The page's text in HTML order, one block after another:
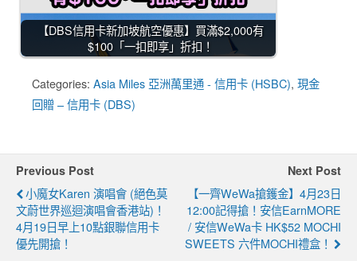
【DBS信用卡新加坡航空優惠】買滿$2,000有
$100「一扣即享」折扣！
Categories: Asia Miles 亞洲萬里通 - 信用卡 (HSBC), 現金
回贈 – 信用卡 (DBS)
Previous Post
小魔女Karen 演唱會 (絕色莫
文蔚世界巡迴演唱會香港站)！
4月19日早上10點銀聯信用卡
優先開搶！
Next Post
【一齊WeWa搶鑊金】4月23日
12:00記得搶！安信EarnMORE
/ 安信WeWa卡 HK$52 MOCHI
SWEETS 六件MOCHI禮盒！